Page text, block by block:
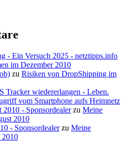
- Ein Versuch 2025 - netztipps.info
im Dezember 2010
zu Risiken von DropShipping im
Tracker wiedererlangen - Leben.
vom Smartphone aufs Heimnetz
- Sponsordealerzu Meine
2010
- Sponsordealerzu Meine
2010